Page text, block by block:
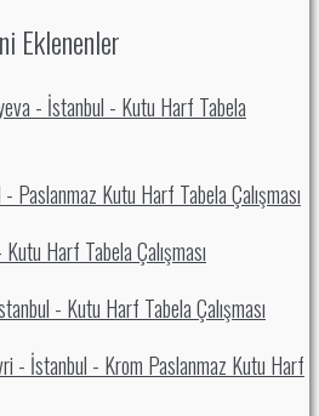
Eklenenler
- İstanbul - Kutu Harf Tabela
Paslanmaz Kutu Harf Tabela Çalışması
Harf Tabela Çalışması
- Kutu Harf Tabela Çalışması
- İstanbul - Krom Paslanmaz Kutu Harf